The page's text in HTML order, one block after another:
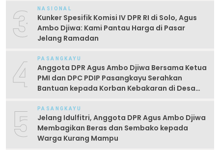
3 NASIONAL
Kunker Spesifik Komisi IV DPR RI di Solo, Agus
Ambo Djiwa: Kami Pantau Harga di Pasar
Jelang Ramadan
4 PASANGKAYU
Anggota DPR Agus Ambo Djiwa Bersama Ketua
PMI dan DPC PDIP Pasangkayu Serahkan
Bantuan kepada Korban Kebakaran di Desa
5 PASANGKAYU
Jelang Idulfitri, Anggota DPR Agus Ambo Djiwa
Membagikan Beras dan Sembako kepada
Warga Kurang Mampu